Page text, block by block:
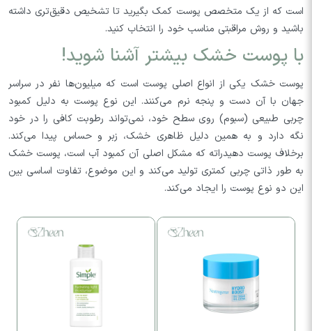
است که از یک متخصص پوست کمک بگیرید تا تشخیص دقیق‌تری داشته
باشید و روش مراقبتی مناسب خود را انتخاب کنید.
با پوست خشک بیشتر آشنا شوید!
پوست خشک یکی از انواع اصلی پوست است که میلیون‌ها نفر در سراسر
جهان با آن دست و پنجه نرم می‌کنند. این نوع پوست به دلیل کمبود
چربی طبیعی (سبوم) روی سطح خود، نمی‌تواند رطوبت کافی را در خود
نگه دارد و به همین دلیل ظاهری خشک، زبر و حساس پیدا می‌کند.
برخلاف پوست دهیدراته که مشکل اصلی آن کمبود آب است، پوست خشک
به طور ذاتی چربی کمتری تولید می‌کند و این موضوع، تفاوت اساسی بین
این دو نوع پوست را ایجاد می‌کند.